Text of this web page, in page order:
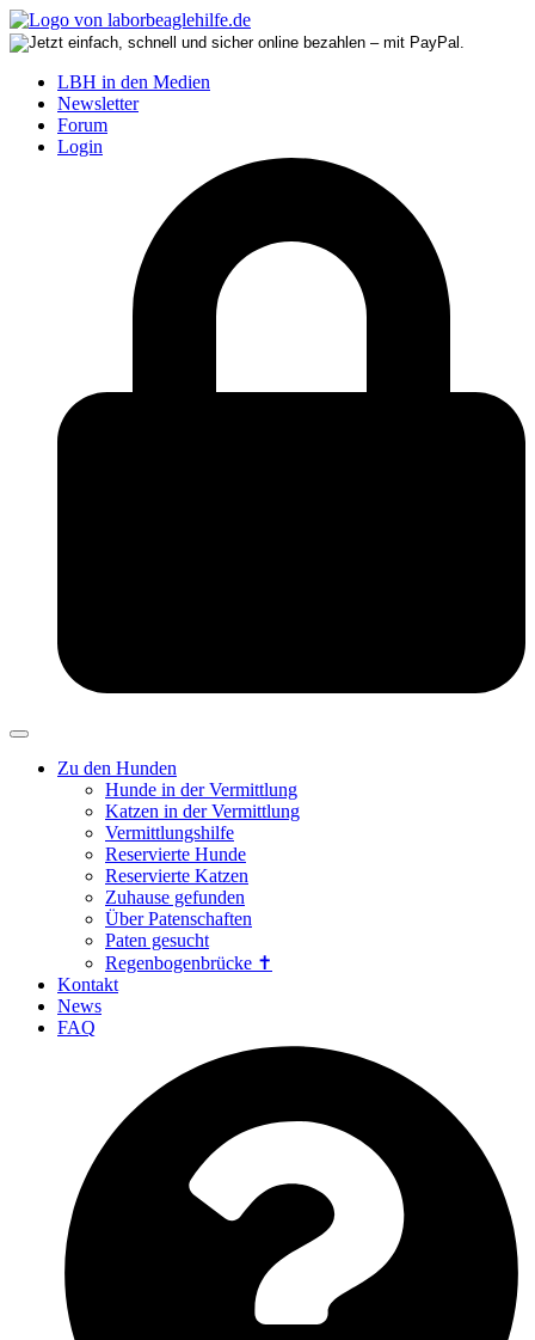
LBH in den Medien
Newsletter
Forum
Login
Zu den Hunden
Hunde in der Vermittlung
Katzen in der Vermittlung
Vermittlungshilfe
Reservierte Hunde
Reservierte Katzen
Zuhause gefunden
Über Patenschaften
Paten gesucht
Regenbogenbrücke ✝
Kontakt
News
FAQ